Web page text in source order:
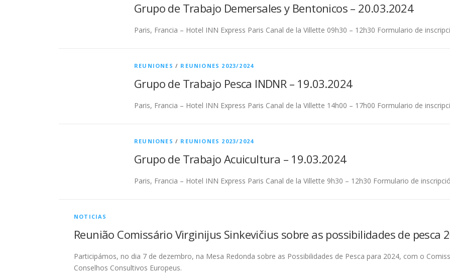
Grupo de Trabajo Demersales y Bentonicos – 20.03.2024
Paris, Francia – Hotel INN Express Paris Canal de la Villette 09h30 – 12h30 Formulario de
REUNIONES / REUNIONES 2023/2024
Grupo de Trabajo Pesca INDNR – 19.03.2024
Paris, Francia – Hotel INN Express Paris Canal de la Villette 14h00 – 17h00 Formulario de
REUNIONES / REUNIONES 2023/2024
Grupo de Trabajo Acuicultura – 19.03.2024
Paris, Francia – Hotel INN Express Paris Canal de la Villette 9h30 – 12h30 Formulario de
NOTICIAS
Reunião Comissário Virginijus Sinkevičius sobre as possibilidades de pesca
Participámos, no dia 7 de dezembro, na Mesa Redonda sobre as Possibilidades de Pesca para 2024, com o
Conselhos Consultivos Europeus.